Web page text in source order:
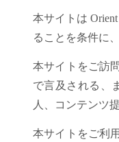
本サイトは
ることを条件に
本サイトをご訪
で言及される、
人、コンテンツ
本サイトをご利